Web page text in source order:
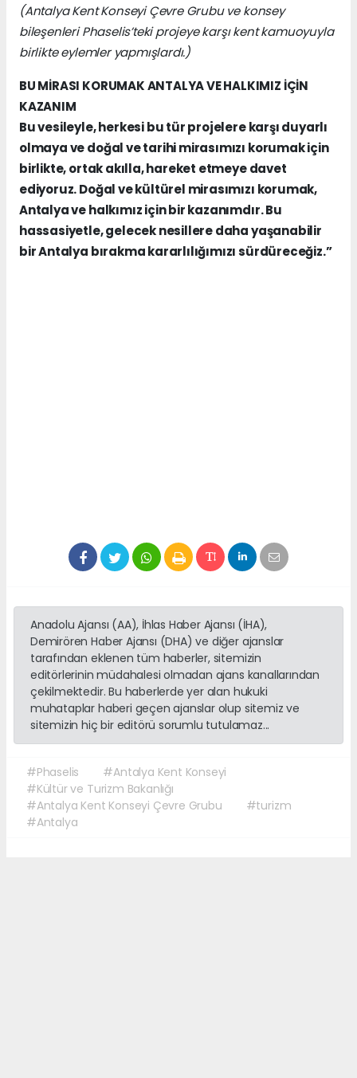
(Antalya Kent Konseyi Çevre Grubu ve konsey
bileşenleri Phaselis’teki projeye karşı kent kamuoyuyla
birlikte eylemler yapmışlardı.)
BU MİRASI KORUMAK ANTALYA VE HALKIMIZ İÇİN
KAZANIM
Bu vesileyle, herkesi bu tür projelere karşı duyarlı
olmaya ve doğal ve tarihi mirasımızı korumak için
birlikte, ortak akılla, hareket etmeye davet
ediyoruz. Doğal ve kültürel mirasımızı korumak,
Antalya ve halkımız için bir kazanımdır. Bu
hassasiyetle, gelecek nesillere daha yaşanabilir
bir Antalya bırakma kararlılığımızı sürdüreceğiz.”
Anadolu Ajansı (AA), İhlas Haber Ajansı (İHA),
Demirören Haber Ajansı (DHA) ve diğer ajanslar
tarafından eklenen tüm haberler, sitemizin
editörlerinin müdahalesi olmadan ajans kanallarından
çekilmektedir. Bu haberlerde yer alan hukuki
muhataplar haberi geçen ajanslar olup sitemiz ve
sitemizin hiç bir editörü sorumlu tutulamaz...
#Phaselis
#Antalya Kent Konseyi
#Kültür ve Turizm Bakanlığı
#Antalya Kent Konseyi Çevre Grubu
#turizm
#Antalya